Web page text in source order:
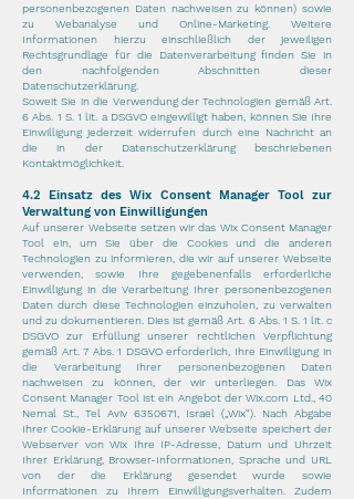
personenbezogenen Daten nachweisen zu können) sowie
zu Webanalyse und Online-Marketing. Weitere
Informationen hierzu einschließlich der jeweiligen
Rechtsgrundlage für die Datenverarbeitung finden Sie in
den nachfolgenden Abschnitten dieser
Datenschutzerklärung.
Soweit Sie in die Verwendung der Technologien gemäß Art.
6 Abs. 1 S. 1 lit. a DSGVO eingewilligt haben, können Sie Ihre
Einwilligung jederzeit widerrufen durch eine Nachricht an
die in der Datenschutzerklärung beschriebenen
Kontaktmöglichkeit.
4.2 Einsatz des Wix Consent Manager Tool zur
Verwaltung von Einwilligungen
Auf unserer Webseite setzen wir das Wix Consent Manager
Tool ein, um Sie über die Cookies und die anderen
Technologien zu informieren, die wir auf unserer Webseite
verwenden, sowie Ihre gegebenenfalls erforderliche
Einwilligung in die Verarbeitung Ihrer personenbezogenen
Daten durch diese Technologien einzuholen, zu verwalten
und zu dokumentieren. Dies ist gemäß Art. 6 Abs. 1 S. 1 lit. c
DSGVO zur Erfüllung unserer rechtlichen Verpflichtung
gemäß Art. 7 Abs. 1 DSGVO erforderlich, Ihre Einwilligung in
die Verarbeitung Ihrer personenbezogenen Daten
nachweisen zu können, der wir unterliegen. Das Wix
Consent Manager Tool ist ein Angebot der Wix.com Ltd., 40
Nemal St., Tel Aviv 6350671 , Israel („Wix“). Nach Abgabe
Ihrer Cookie-Erklärung auf unserer Webseite speichert der
Webserver von Wix Ihre IP-Adresse, Datum und Uhrzeit
Ihrer Erklärung, Browser-Informationen, Sprache und URL
von der die Erklärung gesendet wurde sowie
Informationen zu Ihrem Einwilligungsverhalten. Zudem